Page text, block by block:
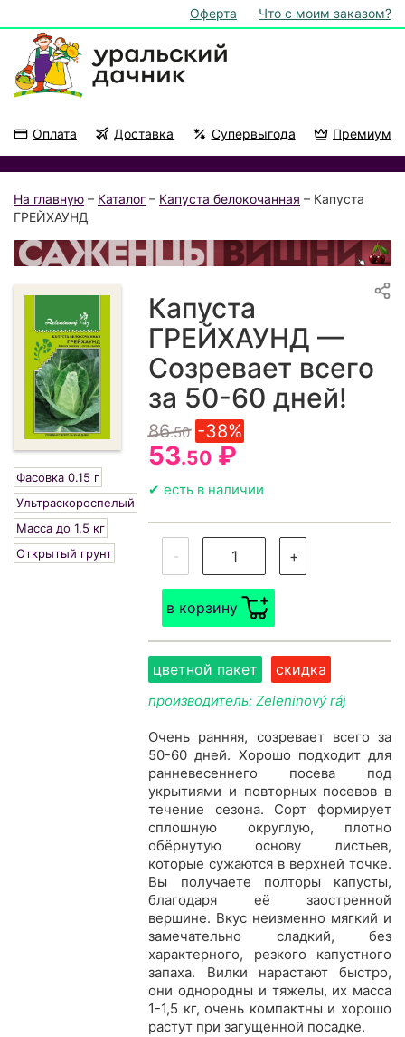
Оферта Что с моим заказом?
Оплата Доставка Супервыгода Премиум
На главную – Каталог – Капуста белокочанная – Капуста
ГРЕЙХАУНД
Фасовка 0.15 г
Ультраскороспелый
Масса до 1.5 кг
Открытый грунт
Капуста
ГРЕЙХАУНД —
Созревает всего
за 50-60 дней!
86.50 -38%
53.50 ₽
✔ есть в наличии
- +
в корзину
цветной пакет скидка
производитель: Zeleninový ráj
Очень ранняя, созревает всего за
50-60 дней. Хорошо подходит для
ранневесеннего посева под
укрытиями и повторных посевов в
течение сезона. Сорт формирует
сплошную округлую, плотно
обёрнутую основу листьев,
которые сужаются в верхней точке.
Вы получаете полторы капусты,
благодаря её заостренной
вершине. Вкус неизменно мягкий и
замечательно сладкий, без
характерного, резкого капустного
запаха. Вилки нарастают быстро,
они однородны и тяжелы, их масса
1-1,5 кг, очень компактны и хорошо
растут при загущенной посадке.